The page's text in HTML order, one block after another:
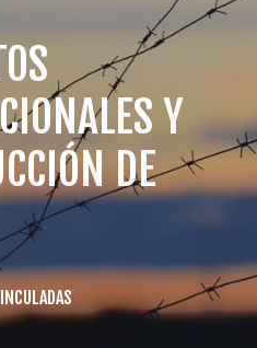
Y
DE